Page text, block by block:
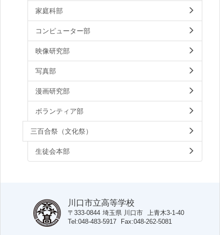
家庭科部
コンピューター部
映像研究部
写真部
漫画研究部
ボランティア部
三百合祭（文化祭）
生徒会本部
川口市立高等学校
〒333-0844 埼玉県 川口市 上青木3-1-40
Tel 048-483-5917 Fax 048-262-5081